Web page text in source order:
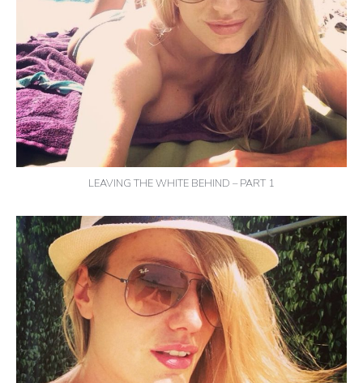
LEAVING THE WHITE BEHIND – PART 1